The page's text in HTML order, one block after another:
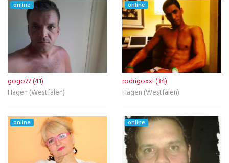
online
gogo77 (41)
Hagen (Westfalen)
online
rodrigoxxl (34)
Hagen (Westfalen)
online online